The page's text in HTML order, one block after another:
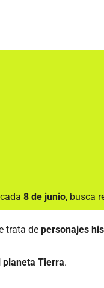
8 de junio, busca
trata de personajes
Tierra.